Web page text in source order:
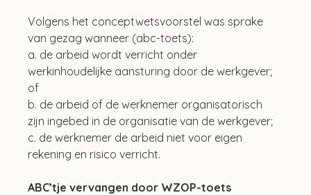
Volgens het conceptwetsvoorstel was sprake
van gezag wanneer (abc-toets):
a. de arbeid wordt verricht onder
werkinhoudelijke aansturing door de werkgever;
of
b. de arbeid of de werknemer organisatorisch
zijn ingebed in de organisatie van de werkgever;
c. de werknemer de arbeid niet voor eigen
rekening en risico verricht.
ABC’tje vervangen door WZOP-toets